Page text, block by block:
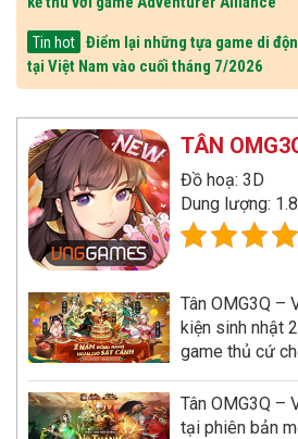
Tin hot
Điểm lại những tựa game di
tại Việt Nam vào cuối tháng 7/2026
TÂN
Đồ hoạ: 3D
Dung lượng:
Tân OMG3Q –
kiện sinh nhật
game thủ cứ
Tân OMG3Q –
tại phiên bản